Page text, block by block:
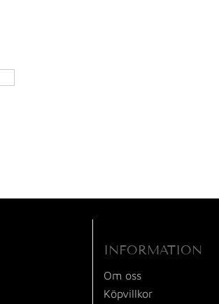
INFORMATION
Om oss
Köpvillkor